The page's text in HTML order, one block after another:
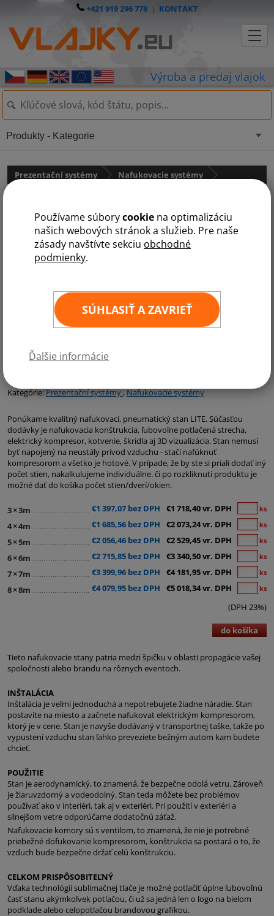
Používame súborycookie na optimalizáciu
našich webových stránok a služieb. Pre naše
zásady navštívte sekciu obchodné
podmienky.
SÚHLASIŤ A ZAVRIEŤ
Ďalšie informácie
+421 919 296 778| KONTAKT
Prezentační systémy Nafukovacie systémy
Kategórie:Prezentační systémy,Nafukovacie systémy
Ponúkame kvalitný nafukovací, pneumatický stan LITE. Súčasťou
dodávky je nafukovacia konštrukcia, ľubovoľne potlačená strecha,
elektrický kompresor, kotvenie, škridla aj 3D vizualizácia. Stan nemusí
byť napojený na neustály prívod vzduchu - stačí nafúknuť
kompresorom a všetko je hotové. V prípade, že by ste si priali dodať iný
počet stien, nakalkulujeme individuálne. či po rozkliknutí produktu je
možné dať do košíka počet stien/dverí/okien.
3×3m €1 397,07 bez DPH €1 718,40 vr. DPH ks
4×4m €1 685,56 bez DPH €2 073,24 vr. DPH ks
5×5m €2 056,46 bez DPH €2 529,45 vr. DPH ks
6×6m €2 715,85 bez DPH €3 340,50 vr. DPH ks
7×7m €3 399,96 bez DPH €4 181,95 vr. DPH ks
8×8m €4 079,95 bez DPH €5 018,34 vr. DPH ks
(DPH 23%)
do košíka
Tieto nafukovacie stany patria medzi špičku v oblasti propagácie vašej
spoločnosti alebo brandu na rôznych eventoch.
INŠTALÁCIA
Inštalácia je veľmi jednoduchá a nepotrebujete žiadne náradie. Stan
postavíte na miesto a začnete nafukovat elektrickým kompresorom,
ktorý je v cene. Stan je navyše dodávaný v transportnej taške, takže po
vypustení vzduchu stan ľahko preveziete bežným autom kam budete
chcieť.
POUŽITIE
Stan je aerodynamický, to znamená, že bezpečne odolá vetru. Zároveň
je žiaruvzdorný a vodeodolný. Stan teda môžete bez problémov
používať ako v interiéri, tak aj v exteriéri. Pri použití v exteriéri a
silnejšom vetre odporúčame dodatočnú záťaž.
Nafukovacie komory sú s ventilom, to znamená, že nie je potrebné
priebežné dofukovanie kompresorom, konštrukcia sa postará o to, že
vzduch bude bezpečne držať celú konštrukciu.
CELKOM PRISPÔSOBITEĽNÝ
Vďaka technológii sublimačnej tlače je možné potlačiť úplne ľubovoľnú
časť stanu akýmkoľvek potlačou, či už sa jedná len o logo na bielom
podklade alebo celopotlačou brandovou grafikou.
Produkty - Kategorie